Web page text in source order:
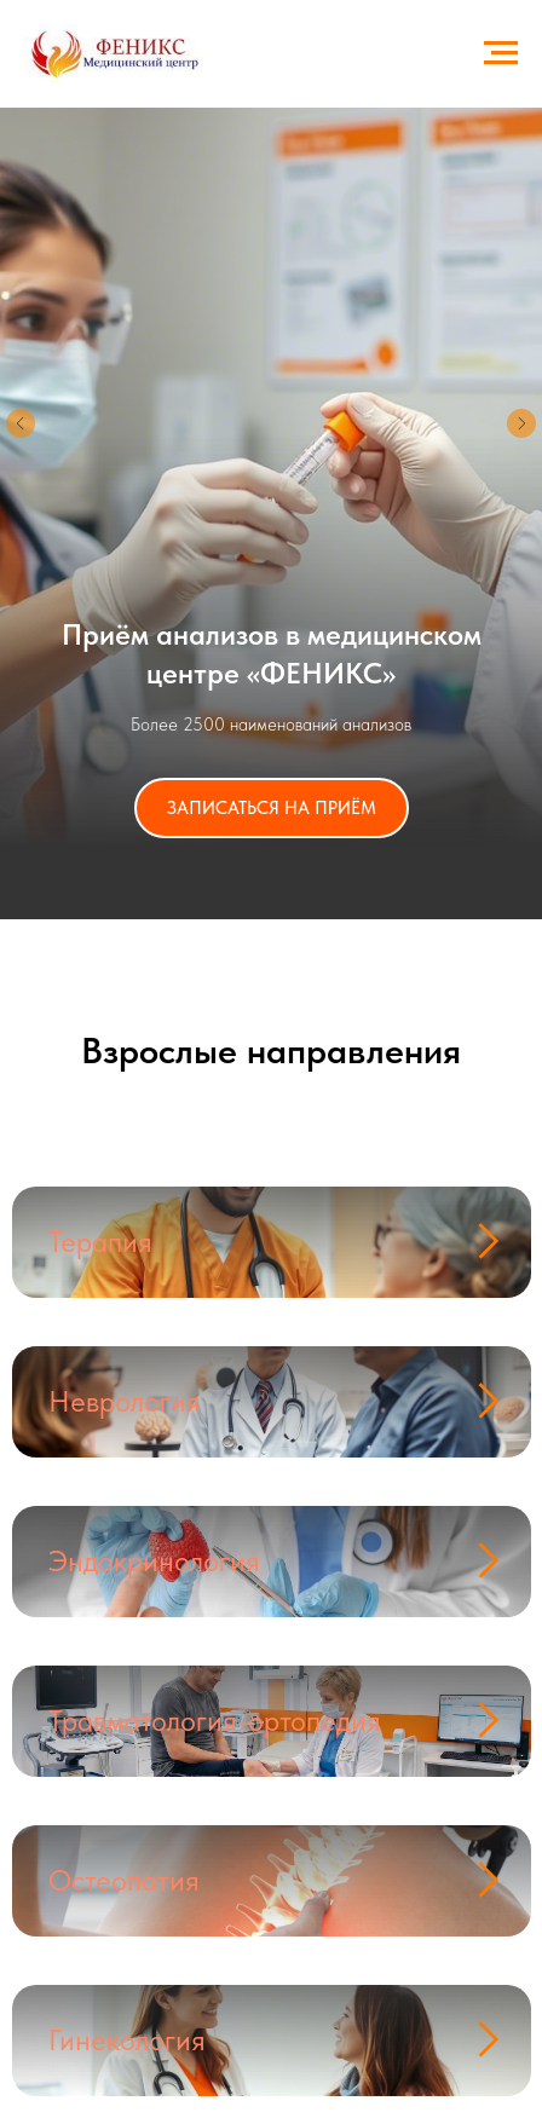
Выезд врачей на дом
Для вашего удобства организован выезд врачей,
медицинской сестры, фельдшера скорой помощи на дом,
получаете лечение или сдавайте анализы, не выходя из
дома
ВЫЗВАТЬ ВРАЧА
Взрослые направления
Терапия
Неврология
Эндокринология
Травматология-ортопедия
Остеопатия
Гинекология